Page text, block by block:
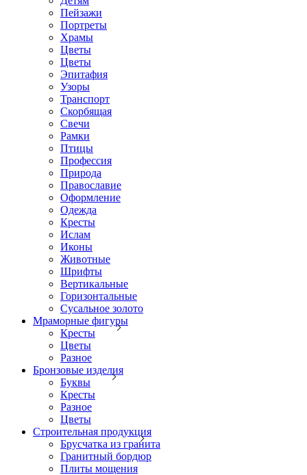
Пейзажи
Портреты
Храмы
Цветы
Цветы
Эпитафия
Узоры
Транспорт
Скорбящая
Свечи
Рамки
Птицы
Профессия
Природа
Православие
Оформление
Одежда
Кресты
Ислам
Иконы
Животные
Шрифты
Вертикальные
Горизонтальные
Сусальное золото
Мраморные фигуры
Кресты
Цветы
Разное
Бронзовые изделия
Буквы
Кресты
Разное
Цветы
Строительная продукция
Брусчатка из гранита
Гранитный бордюр
Плиты мощения